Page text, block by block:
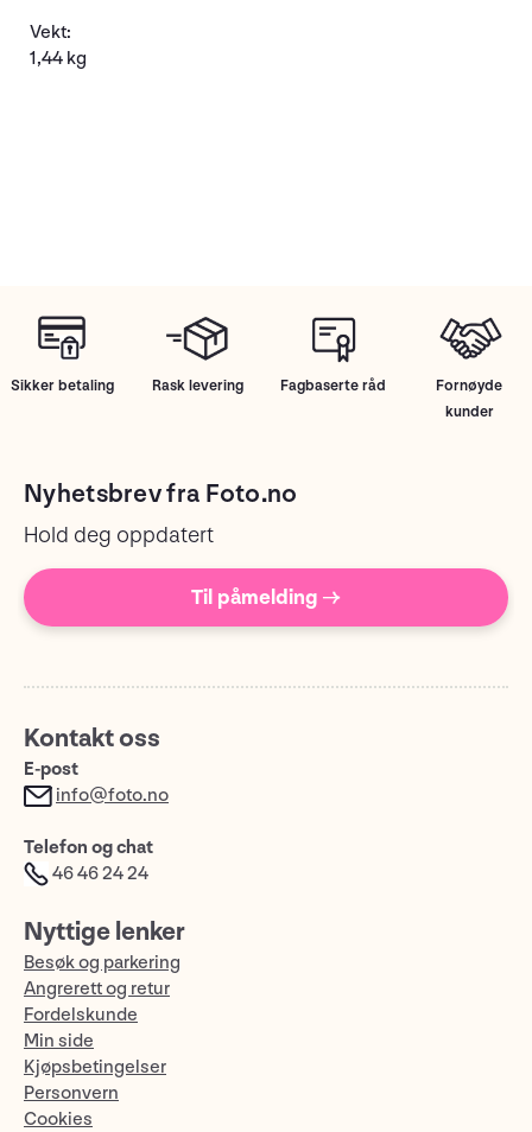
Vekt:
1,44 kg
Sikker betaling Rask levering Fagbaserte råd
Fornøyde
kunder
Nyhetsbrev fra Foto.no
Hold deg oppdatert
Til påmelding →
Kontakt oss
E-post
info@foto.no
Telefon og chat
46 46 24 24
Nyttige lenker
Besøk og parkering
Angrerett og retur
Fordelskunde
Min side
Kjøpsbetingelser
Personvern
Cookies